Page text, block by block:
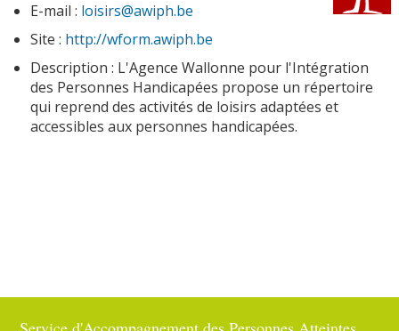
E-mail : loisirs@awiph.be
Site : http://wform.awiph.be
Description : L'Agence Wallonne pour l'Intégration
des Personnes Handicapées propose un répertoire
qui reprend des activités de loisirs adaptées et
accessibles aux personnes handicapées.